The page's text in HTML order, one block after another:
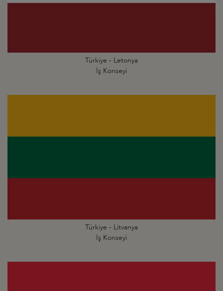
Türkiye - Letonya
İş Konseyi
Türkiye - Litvanya
İş Konseyi